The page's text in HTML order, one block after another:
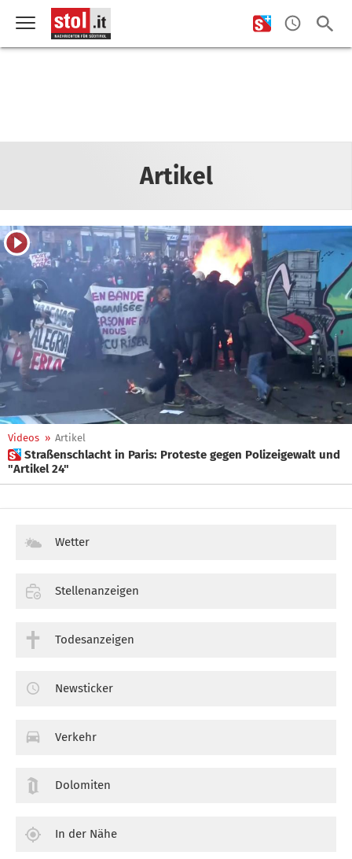
Artikel
Videos » Artikel
 Straßenschlacht in Paris: Proteste gegen Polizeigewalt und
"Artikel 24"
Wetter
Stellenanzeigen
Todesanzeigen
Newsticker
Verkehr
Dolomiten
In der Nähe